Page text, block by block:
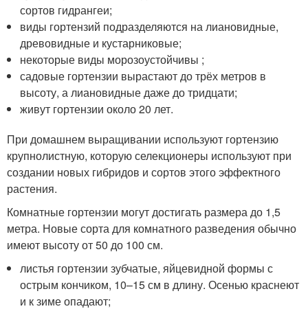
сортов гидрангеи;
виды гортензий подразделяются на лиановидные,
древовидные и кустарниковые;
некоторые виды морозоустойчивы ;
садовые гортензии вырастают до трёх метров в
высоту, а лиановидные даже до тридцати;
живут гортензии около 20 лет.
При домашнем выращивании используют гортензию
крупнолистную, которую селекционеры используют при
создании новых гибридов и сортов этого эффектного
растения.
Комнатные гортензии могут достигать размера до 1,5
метра. Новые сорта для комнатного разведения обычно
имеют высоту от 50 до 100 см.
листья гортензии зубчатые, яйцевидной формы с
острым кончиком, 10–15 см в длину. Осенью краснеют
и к зиме опадают;